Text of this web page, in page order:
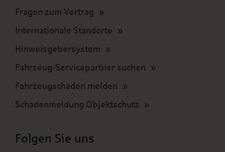
Fragen zum Vertrag
Internationale Standorte
Hinweisgebersystem
Fahrzeug-Servicepartner suchen
Fahrzeugschaden melden
Schadenmeldung Objektschutz
Folgen Sie uns